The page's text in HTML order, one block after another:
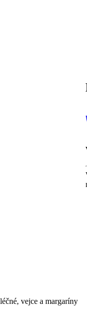
vejce a margaríny